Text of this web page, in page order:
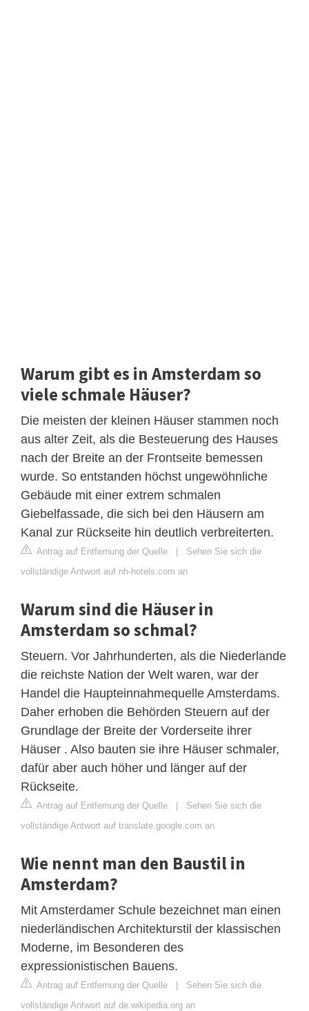
Warum gibt es in Amsterdam so
viele schmale Häuser?
Die meisten der kleinen Häuser stammen noch
aus alter Zeit, als die Besteuerung des Hauses
nach der Breite an der Frontseite bemessen
wurde. So entstanden höchst ungewöhnliche
Gebäude mit einer extrem schmalen
Giebelfassade, die sich bei den Häusern am
Kanal zur Rückseite hin deutlich verbreiterten.
Antrag auf Entfernung der Quelle | Sehen Sie sich die
vollständige Antwort auf nh-hotels.com an
Warum sind die Häuser in
Amsterdam so schmal?
Steuern. Vor Jahrhunderten, als die Niederlande
die reichste Nation der Welt waren, war der
Handel die Haupteinnahmequelle Amsterdams.
Daher erhoben die Behörden Steuern auf der
Grundlage der Breite der Vorderseite ihrer
Häuser . Also bauten sie ihre Häuser schmaler,
dafür aber auch höher und länger auf der
Rückseite.
Antrag auf Entfernung der Quelle | Sehen Sie sich die
vollständige Antwort auf translate.google.com an
Wie nennt man den Baustil in
Amsterdam?
Mit Amsterdamer Schule bezeichnet man einen
niederländischen Architekturstil der klassischen
Moderne, im Besonderen des
expressionistischen Bauens.
Antrag auf Entfernung der Quelle | Sehen Sie sich die
vollständige Antwort auf de.wikipedia.org an